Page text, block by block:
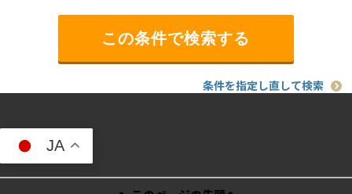
条件を指定し直して検索
JA